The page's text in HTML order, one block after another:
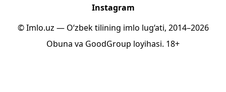
Instagram
© Imlo.uz — O‘zbek tilining imlo lug‘ati, 2014–2026
Obuna va GoodGroup loyihasi. 18+